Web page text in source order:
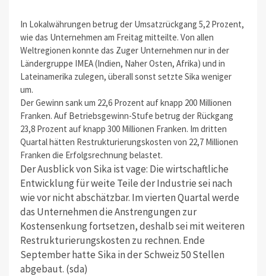
In Lokalwährungen betrug der Umsatzrückgang 5,2 Prozent,
wie das Unternehmen am Freitag mitteilte. Von allen
Weltregionen konnte das Zuger Unternehmen nur in der
Ländergruppe IMEA (Indien, Naher Osten, Afrika) und in
Lateinamerika zulegen, überall sonst setzte Sika weniger
um.
Der Gewinn sank um 22,6 Prozent auf knapp 200 Millionen
Franken. Auf Betriebsgewinn-Stufe betrug der Rückgang
23,8 Prozent auf knapp 300 Millionen Franken. Im dritten
Quartal hätten Restrukturierungskosten von 22,7 Millionen
Franken die Erfolgsrechnung belastet.
Der Ausblick von Sika ist vage: Die wirtschaftliche
Entwicklung für weite Teile der Industrie sei nach
wie vor nicht abschätzbar. Im vierten Quartal werde
das Unternehmen die Anstrengungen zur
Kostensenkung fortsetzen, deshalb sei mit weiteren
Restrukturierungskosten zu rechnen. Ende
September hatte Sika in der Schweiz 50 Stellen
abgebaut. (sda)